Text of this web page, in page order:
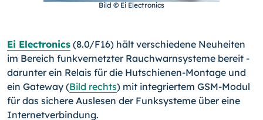
Bild © Ei Electronics
Ei Electronics (8.0/F16) hält verschiedene Neuheiten
im Bereich funkvernetzter Rauchwarnsysteme bereit -
darunter ein Relais für die Hutschienen-Montage und
ein Gateway (Bild rechts) mit integriertem GSM-Modul
für das sichere Auslesen der Funksysteme über eine
Internetverbindung.